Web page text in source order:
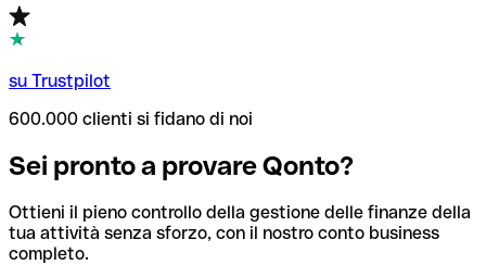
su Trustpilot
600.000 clienti si fidano di noi
Sei pronto a provare Qonto?
Ottieni il pieno controllo della gestione delle finanze della
tua attività senza sforzo, con il nostro conto business
completo.